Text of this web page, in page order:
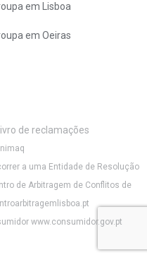
em Lisboa
em Oeiras
Livro de reclamações
a uma Entidade de Resolução
de Arbitragem de Conflitos de
www.consumidor.gov.pt